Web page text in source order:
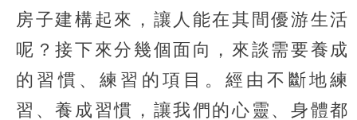
房子建構起來，讓人能在其間優游生活
呢？接下來分幾個面向，來談需要養成
的習慣、練習的項目。經由不斷地練
習、養成習慣，讓我們的心靈、身體都